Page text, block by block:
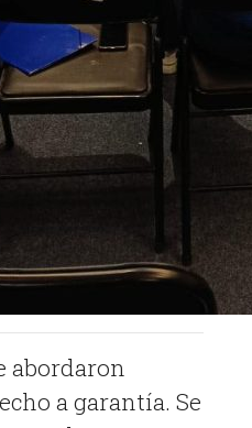
abordaron
a garantía. Se